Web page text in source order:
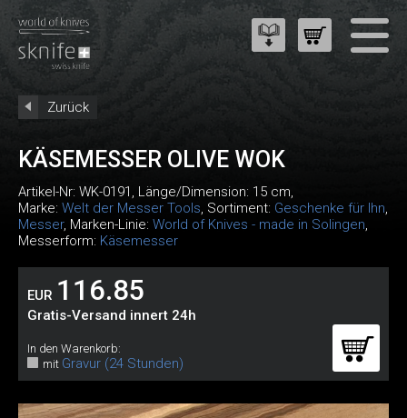
Zurück
KÄSEMESSER OLIVE WOK
Artikel-Nr: WK-0191 , Länge/Dimension: 15 cm,
Marke: Welt der Messer Tools, Sortiment: Geschenke für Ihn,
Messer, Marken-Linie: World of Knives - made in Solingen,
Messerform: Käsemesser
EUR 116.85
Gratis-Versand innert 24h
In den Warenkorb:
mit Gravur (24 Stunden)